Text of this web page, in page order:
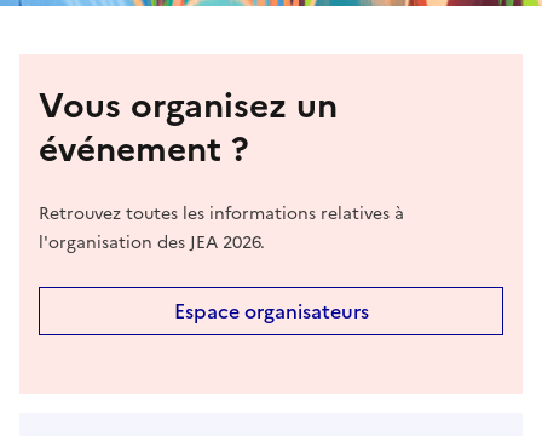
Vous organisez un
événement ?
Retrouvez toutes les informations relatives à
l'organisation des JEA 2026.
Espace organisateurs